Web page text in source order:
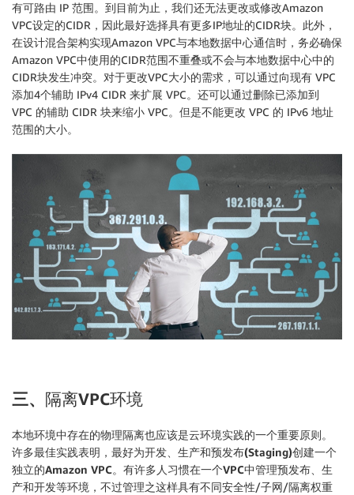
有可路由 IP 范围。到目前为止，我们还无法更改或修改Amazon
VPC设定的CIDR，因此最好选择具有更多IP地址的CIDR块。此外，
在设计混合架构实现Amazon VPC与本地数据中心通信时，务必确保
Amazon VPC中使用的CIDR范围不重叠或不会与本地数据中心中的
CIDR块发生冲突。对于更改VPC大小的需求，可以通过向现有 VPC
添加4个辅助 IPv4 CIDR 来扩展 VPC。还可以通过删除已添加到
VPC 的辅助 CIDR 块来缩小 VPC。但是不能更改 VPC 的 IPv6 地址
范围的大小。
三、 隔离VPC环境
本地环境中存在的物理隔离也应该是云环境实践的一个重要原则。
许多最佳实践表明， 最好为开发、生产和预发布(Staging)创建一个
独立的Amazon VPC。有许多人习惯在一个VPC中管理预发布、生
产和开发等环境，不过管理之这样具有不同安全性/子网/隔离权重